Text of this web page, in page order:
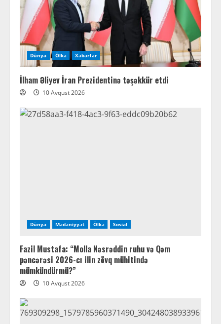
Dünya Ölkə Xəbərlər
İlham Əliyev İran Prezidentinə təşəkkür etdi
10 Avqust 2026
Dünya Mədəniyyət Ölkə Sosial
Fazil Mustafa: “Molla Nəsrəddin ruhu və Qəm
pəncərəsi 2026-cı ilin zövq mühitində
mümkündürmü?”
10 Avqust 2026